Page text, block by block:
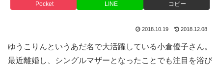
Pocket LINE コピー
2018.10.19 2018.12.08
ゆうこりんというあだ名で大活躍している小倉優子さん。
最近離婚し、シングルマザーとなったことでも注目を浴び